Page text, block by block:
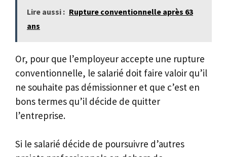
Lire aussi : Rupture conventionnelle après 63
ans
Or, pour que l’employeur accepte une rupture
conventionnelle, le salarié doit faire valoir qu’il
ne souhaite pas démissionner et que c’est en
bons termes qu’il décide de quitter
l’entreprise.
Si le salarié décide de poursuivre d’autres